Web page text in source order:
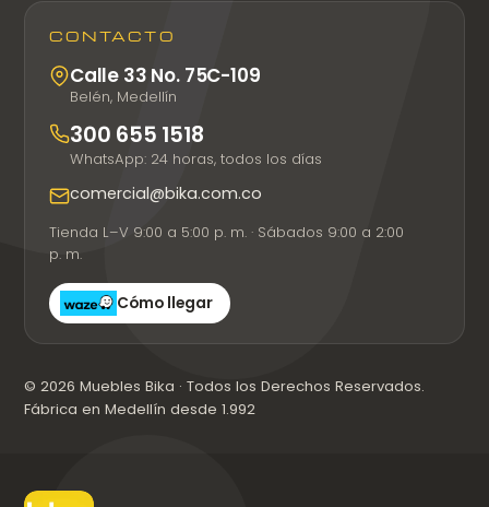
CONTACTO
Calle 33 No. 75C-109
Belén, Medellín
300 655 1518
WhatsApp: 24 horas, todos los días
comercial@bika.com.co
Tienda L–V 9:00 a 5:00 p. m. · Sábados 9:00 a 2:00
p. m.
Cómo llegar
© 2026 Muebles Bika · Todos los Derechos Reservados.
Fábrica en Medellín desde 1.992